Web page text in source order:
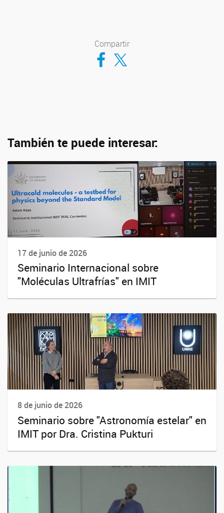
Compartir
Compartir en Facebook
Compartir en Twitter
También te puede interesar:
17 de junio de 2026
Seminario Internacional sobre
"Moléculas Ultrafrías" en IMIT
8 de junio de 2026
Seminario sobre "Astronomía estelar" en
IMIT por Dra. Cristina Pukturi